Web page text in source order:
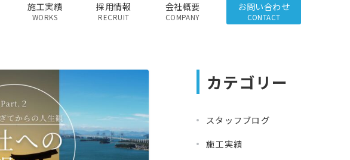
施工実績
WORKS
採用情報
RECRUIT
会社概要
COMPANY
お問い合わせ
CONTACT
カテゴリー
スタッフブログ
施工実績